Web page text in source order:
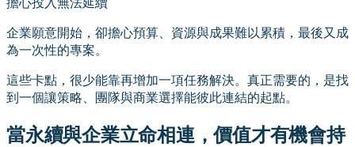
企業願意開始，卻擔心預算、資源與成果難以累積，最後又成
為一次性的專案。
這些卡點，很少能靠再增加一項任務解決。真正需要的，是找
到一個讓策略、團隊與商業選擇能彼此連結的起點。
當永續與企業立命相連，價值才有機會持